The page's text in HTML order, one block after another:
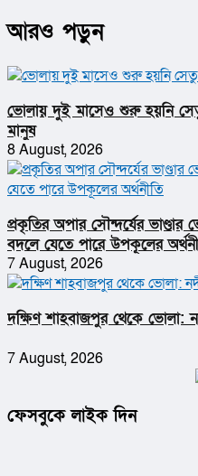
আরও পড়ুন
ভোলায় দুই মাসেও শুরু হয়নি
মানুষ
8 August, 2026
প্রকৃতির অপার সৌন্দর্যের ভাণ্ডার
বদলে যেতে পারে উপকূলের
7 August, 2026
দক্ষিণ শাহবাজপুর থেকে ভোলা:
7 August, 2026
ফেসবুকে লাইক দিন